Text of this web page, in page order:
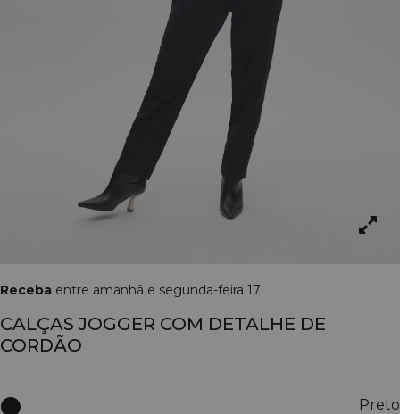
Receba entre amanhã e segunda-feira 17
CALÇAS JOGGER COM DETALHE DE
CORDÃO
Preto